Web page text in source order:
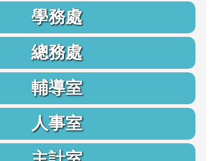
學務處
總務處
輔導室
人事室